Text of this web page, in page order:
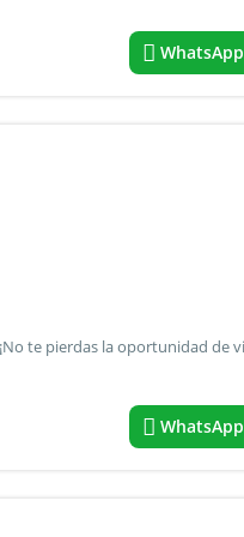
WhatsApp
WhatsApp